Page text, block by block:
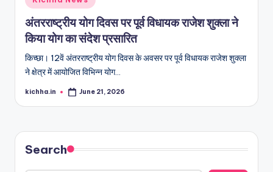
अंतरराष्ट्रीय योग दिवस पर पूर्व विधायक राजेश शुक्ला ने
किया योग का संदेश प्रसारित
किच्छा। 12वें अंतरराष्ट्रीय योग दिवस के अवसर पर पूर्व विधायक राजेश शुक्ला
ने क्षेत्र में आयोजित विभिन्न योग…
kichha.in June 21, 2026
Search